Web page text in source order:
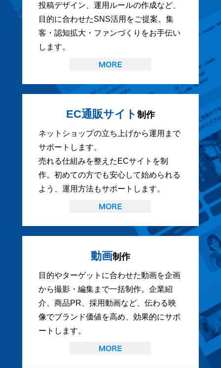
投稿デザイン、運用ルールの作成など、
目的に合わせたSNS活用をご提案。集
客・認知拡大・ファンづくりをお手伝い
します。
EC通販サイト 制作
ネットショップの立ち上げから運用まで
サポートします。
売れる仕組みを整えたECサイトを制
作。初めての方でも安心して始められる
よう、運用方法もサポートします。
動画制作
目的やターゲットに合わせた動画を企画
から撮影・編集まで一括制作。企業紹
介、商品PR、採用動画など、伝わる映
像でブランド価値を高め、効果的にサポ
ートします。